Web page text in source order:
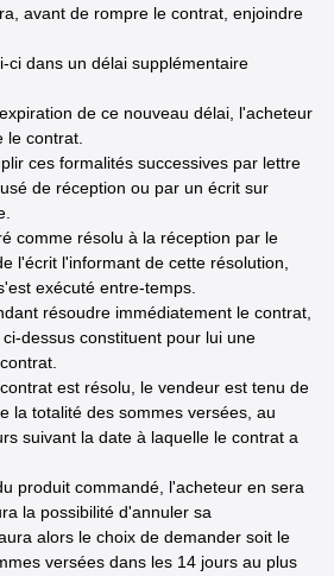
avant de rompre le contrat, enjoindre
ci dans un délai supplémentaire
de ce nouveau délai, l'acheteur
le contrat.
ces formalités successives par lettre
de réception ou par un écrit sur
comme résolu à la réception par le
l'écrit l'informant de cette résolution,
exécuté entre-temps.
résoudre immédiatement le contrat,
dessus constituent pour lui une
est résolu, le vendeur est tenu de
la totalité des sommes versées, au
suivant la date à laquelle le contrat a
produit commandé, l'acheteur en sera
la possibilité d'annuler sa
alors le choix de demander soit le
versées dans les 14 jours au plus